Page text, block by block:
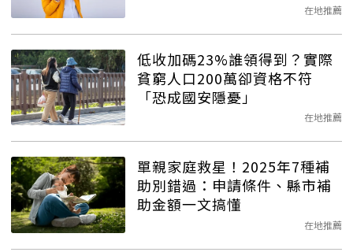
在地推薦
低收加碼23%誰領得到？實際
貧窮人口200萬卻資格不符
「恐成國安隱憂」
在地推薦
單親家庭救星！2025年7種補
助別錯過：申請條件、縣市補
助金額一文搞懂
在地推薦